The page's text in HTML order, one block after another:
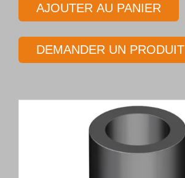
Foret
lèvre
Type 113
Ø 1,500 mm
AJOUTER AU PANIER
DEMANDER UN PRODUIT